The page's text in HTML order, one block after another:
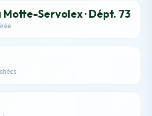
Motte-Servolex · Dépt. 73